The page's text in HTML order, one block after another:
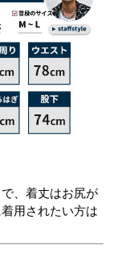
、着丈はお尻が
用されたい方は